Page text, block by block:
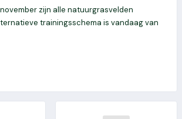
november zijn alle natuurgrasvelden
trainingsschema is vandaag van